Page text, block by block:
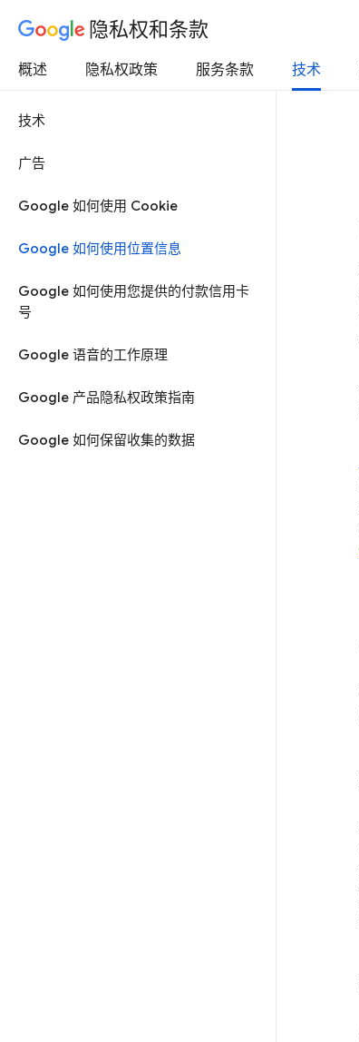
隐私权和条款
概述 隐私权政策 服务条款 技术
技术
广告
Google 如何使用 Cookie
Google 如何使用位置信息
Google 如何使用您提供的付款信用卡
号
Google 语音的工作原理
Google 产品隐私权政策指南
Google 如何保留收集的数据